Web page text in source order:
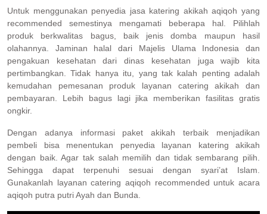
Untuk menggunakan penyedia jasa katering akikah aqiqoh yang
recommended semestinya mengamati beberapa hal. Pilihlah
produk berkwalitas bagus, baik jenis domba maupun hasil
olahannya. Jaminan halal dari Majelis Ulama Indonesia dan
pengakuan kesehatan dari dinas kesehatan juga wajib kita
pertimbangkan. Tidak hanya itu, yang tak kalah penting adalah
kemudahan pemesanan produk layanan catering akikah dan
pembayaran. Lebih bagus lagi jika memberikan fasilitas gratis
ongkir.
Dengan adanya informasi paket akikah terbaik menjadikan
pembeli bisa menentukan penyedia layanan katering akikah
dengan baik. Agar tak salah memilih dan tidak sembarang pilih.
Sehingga dapat terpenuhi sesuai dengan syari’at Islam.
Gunakanlah layanan catering aqiqoh recommended untuk acara
aqiqoh putra putri Ayah dan Bunda.